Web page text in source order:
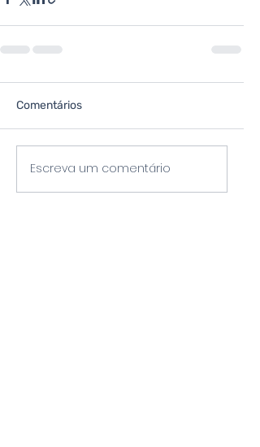
Comentários
Escreva um comentário